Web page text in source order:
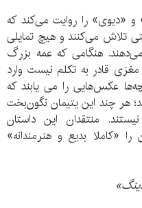
و «دیوی» را روایت می‌کند که
تلاش می‌کنند و هیچ تمایلی
هنگامی که عمه بزرگ
قادر به تکلم نیست وارد
عکس‌هایی را می یابند که
هر چند این یتیمان نگون‌بخت
منتقدان این داستان
«کاملا بدیع و هنرمندانه»